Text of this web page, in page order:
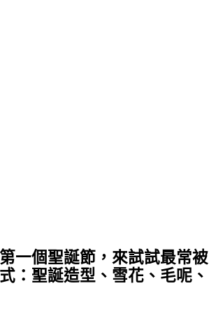
一個聖誕節，來試試最常被
：聖誕造型、雪花、毛呢、